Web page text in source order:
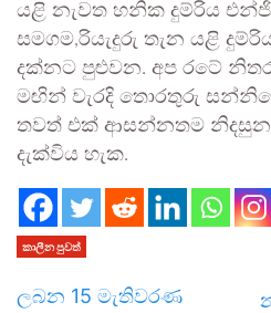
යළි නැවත හනික දුම්රිය
සමගම,රියැදුරු තැන යළි
දක්නට පුළුවන. අප රටේ
මඟින් වැරදි තොරතුරු
තවත් එක් ආසන්නතම
දැක්විය හැක.
කාලීන පුවත්
ලබන 15 මැතිවරණ